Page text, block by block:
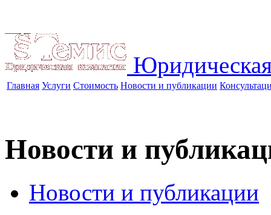
Главная Услуги Стоимость Новости и публикации
Новости и
Новости и публикации